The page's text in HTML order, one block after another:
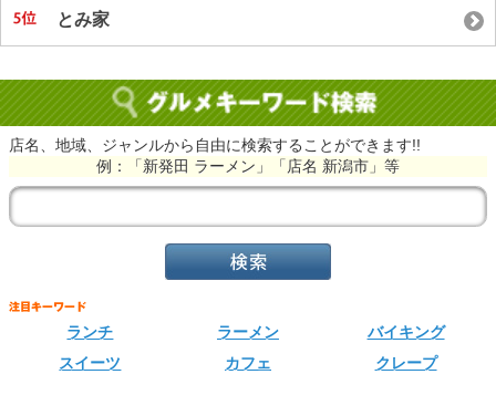
とみ家
店名、地域、ジャンルから自由に検索することができます!!
例：「新発田 ラーメン」「店名 新潟市」等
ランチ ラーメン
バイキング
スイーツ
カフェ クレープ